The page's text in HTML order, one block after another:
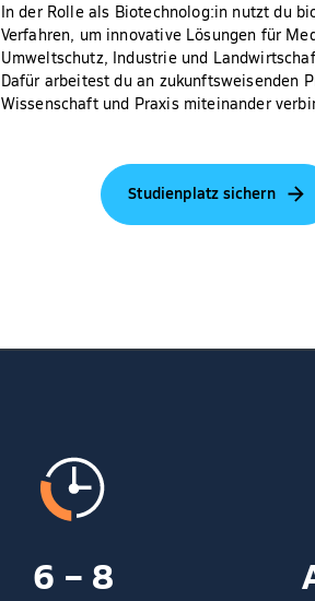
In der Rolle als Biotechnolog:in nutzt du
Verfahren, um innovative Lösungen für
Umweltschutz, Industrie und
Dafür arbeitest du an zukunftsweisenden
Wissenschaft und Praxis miteinander
Studienplatz sichern
6 – 8